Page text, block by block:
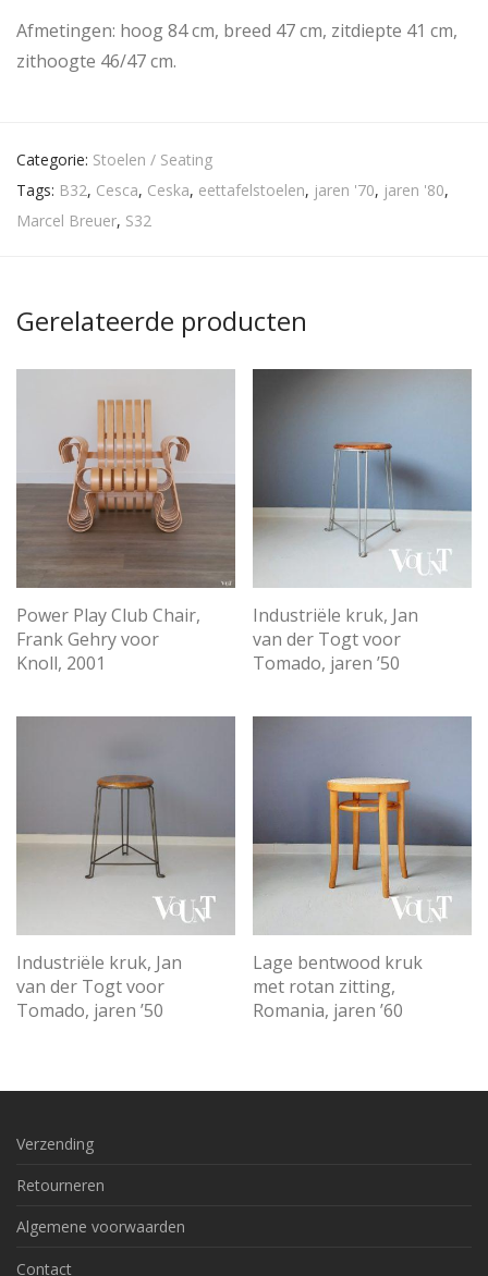
Afmetingen: hoog 84 cm, breed 47 cm, zitdiepte 41 cm,
zithoogte 46/47 cm.
Categorie: Stoelen / Seating
Tags: B32, Cesca, Ceska, eettafelstoelen, jaren '70, jaren '80,
Marcel Breuer, S32
Gerelateerde producten
Power Play Club Chair,
Frank Gehry voor
Knoll, 2001
Industriële kruk, Jan
van der Togt voor
Tomado, jaren ’50
Industriële kruk, Jan
van der Togt voor
Tomado, jaren ’50
Lage bentwood kruk
met rotan zitting,
Romania, jaren ’60
Verzending
Retourneren
Algemene voorwaarden
Contact